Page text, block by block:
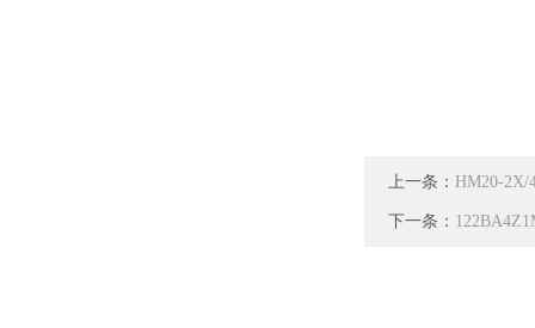
上一条： HM20-2X/
下一条：